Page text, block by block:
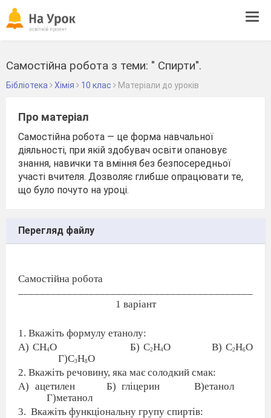
Самостійна робота з теми: " Спирти".
Бібліотека Хімія 10 клас Матеріали до уроків
Про матеріал
Самостійна робота — це форма навчальної
діяльності, при якій здобувач освіти опановує
знання, навички та вміння без безпосередньої
участі вчителя. Дозволяє глибше опрацювати те,
що було почуто на уроці.
Перегляд файлу
Самостійна робота
1 варіант
1. Вкажіть формулу етанолу:
А) CH4O Б) C2H4O В) C2H6O
Г)C3H8O
2. Вкажіть речовину, яка має солодкий смак:
А) ацетилен
Б) гліцерин
В)етанол
Г)метанол
3. Вкажіть функціональну групу спиртів: